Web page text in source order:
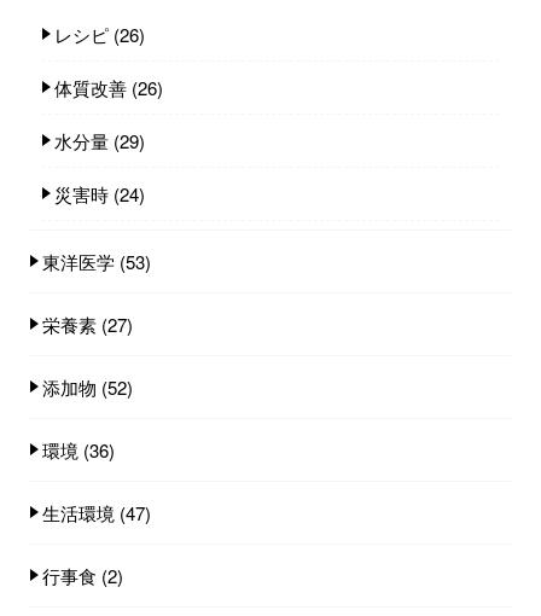
レシピ (26)
体質改善 (26)
水分量 (29)
災害時 (24)
東洋医学 (53)
栄養素 (27)
添加物 (52)
環境 (36)
生活環境 (47)
行事食 (2)